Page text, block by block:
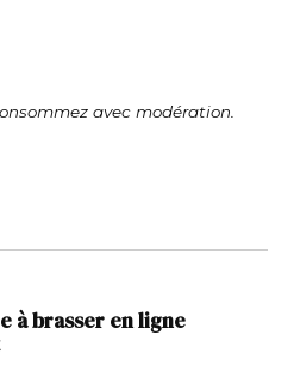
avec modération.
à brasser en ligne